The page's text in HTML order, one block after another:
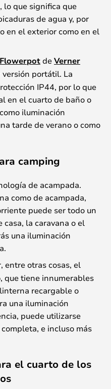
lo que significa que
de agua y, por
en el exterior como en el
FlowerpotdeVerner
portátil. La
IP44, por lo que
en el cuarto de baño o
iluminación
tarde de verano o como
camping
de acampada.
como de acampada,
puede ser todo un
la caravana o el
una iluminación
entre otras cosas, el
que tiene innumerables
recargable o
una iluminación
puede utilizarse
e incluso más
el cuarto de los